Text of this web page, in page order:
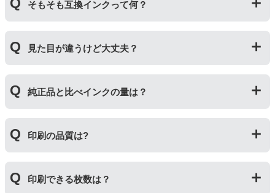
そもそも互換インクって何？
いる互換品です。サードパーティ製や社外品などとも言
われます。開発コストが低いため純正品よりも安価でご
利用いただくことができます。
見た目が違うけど大丈夫？
いる互換品です。プリンターに適合するように作られて
いますが、一部特許回避を目的に形状をあえて変更して
いる場合もございます。使用には問題ございませんので
ご安心ください。
純正品と比べインクの量は？
インク量が入っており、純正インクと同等量の印刷がで
きます。（インクが純正品より多く入っていても、必ず
しも純正より印刷数量が多くなるわけではありませ
ん。）
印刷の品質は?
の順です。
印刷できる枚数は？